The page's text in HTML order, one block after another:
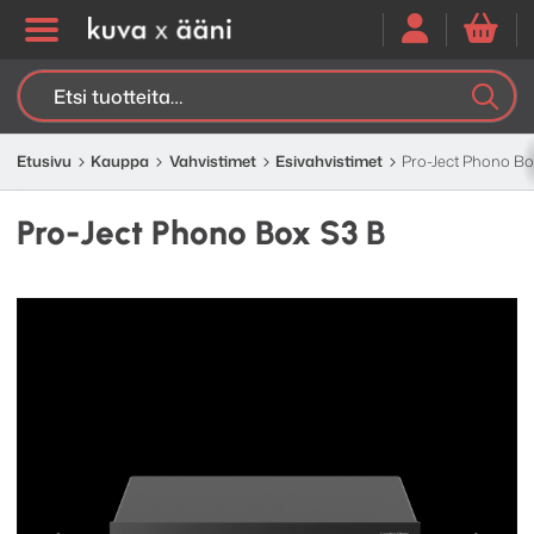
Etsi:
Etusivu Kauppa Vahvistimet Esivahvistimet Pro-Ject Phono
Pro-Ject Phono Box S3 B
Edellinen